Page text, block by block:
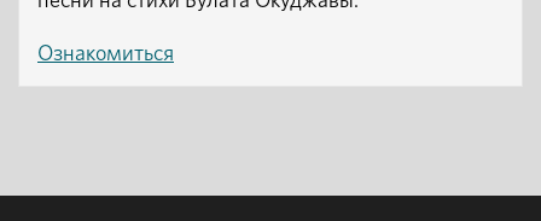
Ознакомиться